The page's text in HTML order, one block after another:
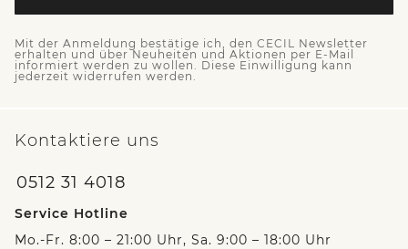
Mit der Anmeldung bestätige ich, den CECIL Newsletter
erhalten und über Neuheiten und Aktionen per E-Mail
informiert werden zu wollen. Diese Einwilligung kann
jederzeit widerrufen werden.
Kontaktiere uns
0512 31 4018
Service Hotline
Mo.-Fr. 8:00 – 21:00 Uhr, Sa. 9:00 – 18:00 Uhr